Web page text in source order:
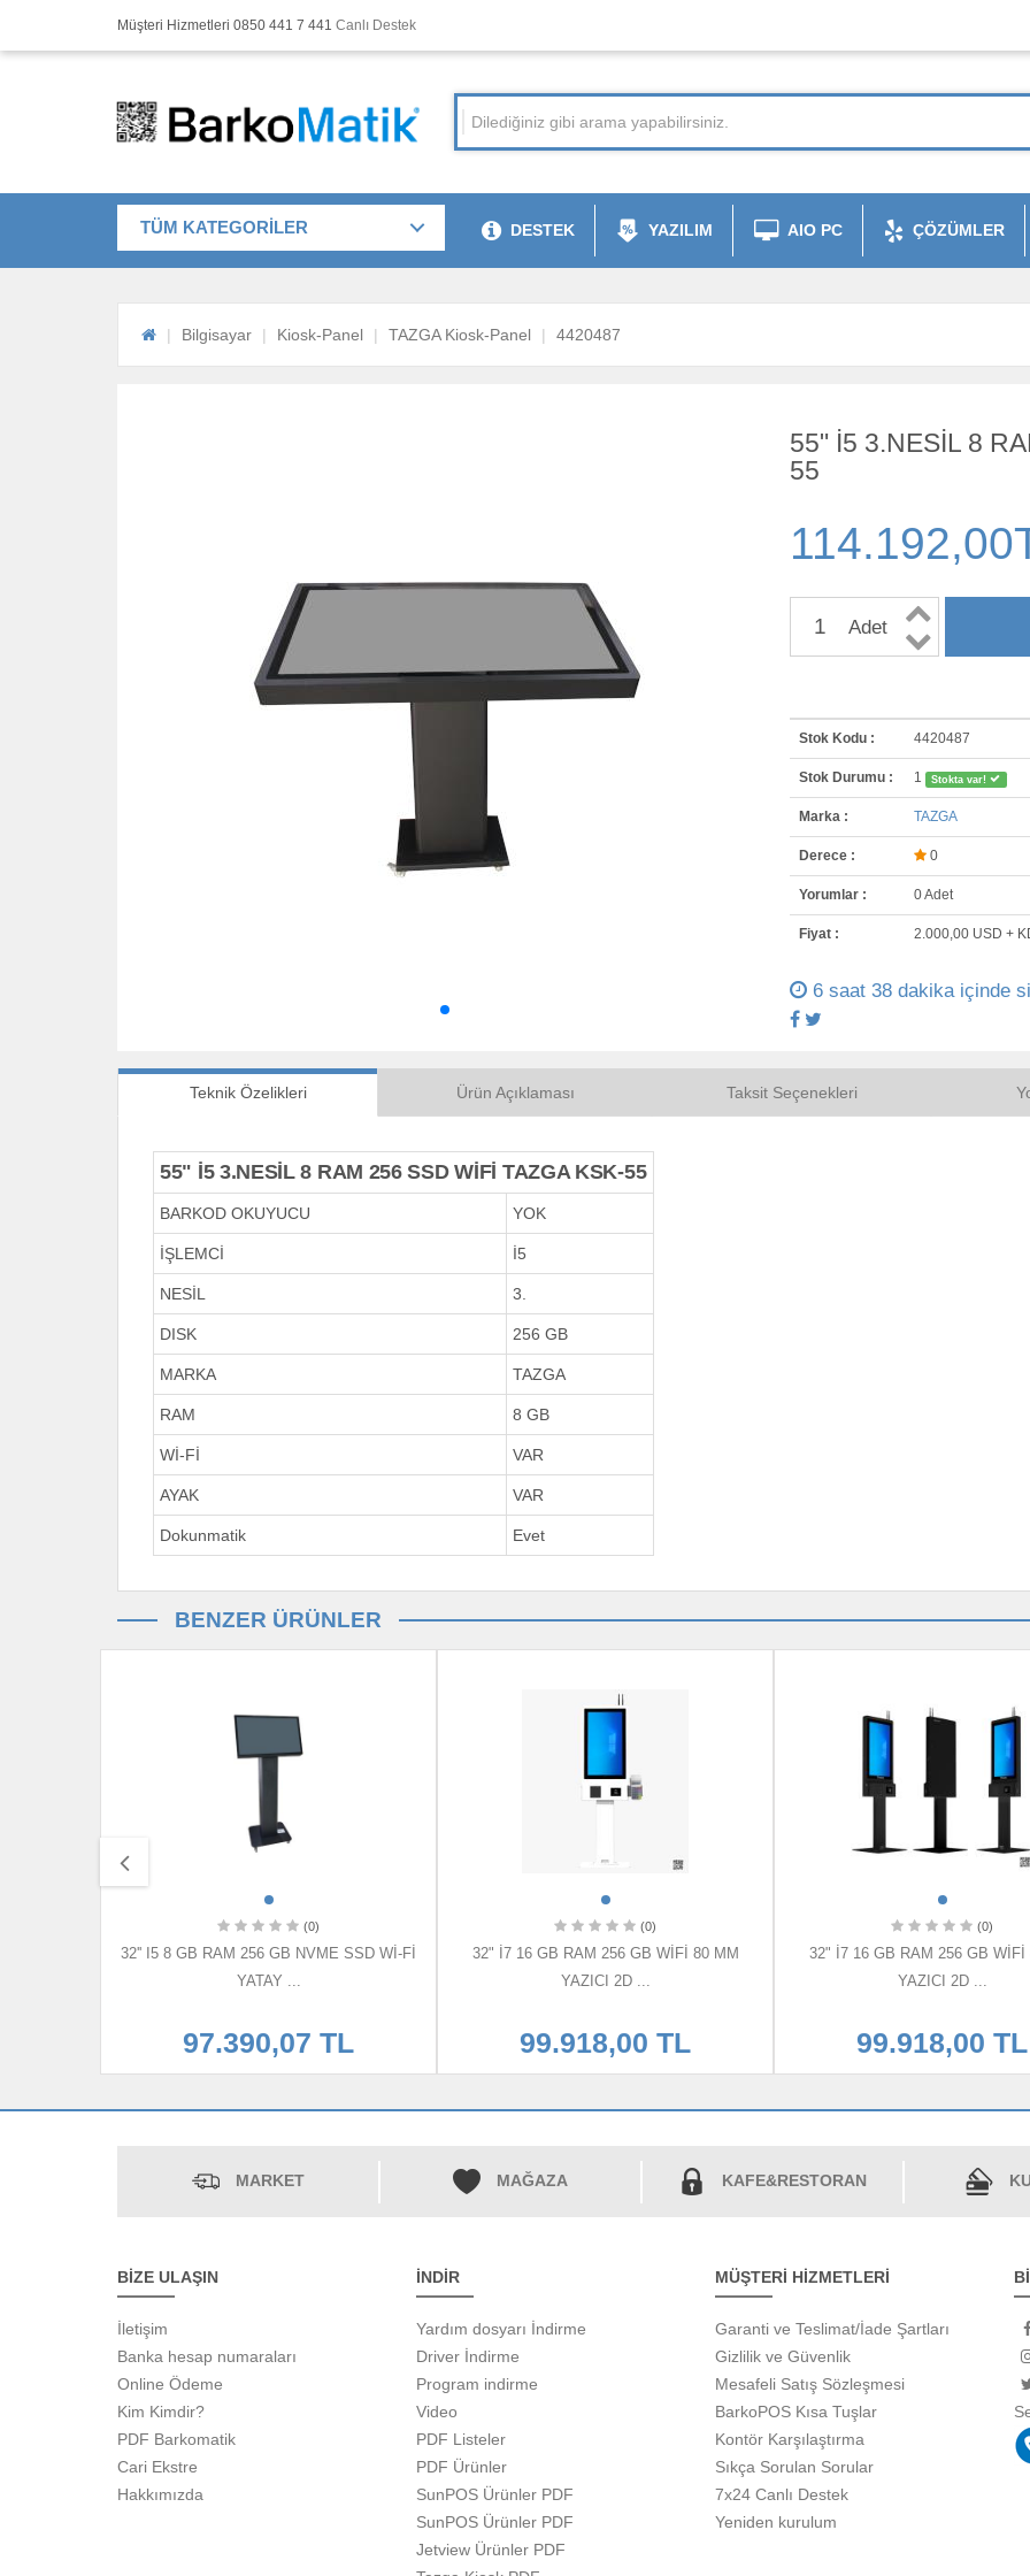
Müşteri Hizmetleri 0850 441 7 441 Canlı Destek
TÜM KATEGORİLER DESTEK YAZILIM AIO PC ÇÖZÜMLER
Bilgisayar Kiosk-Panel TAZGA Kiosk-Panel 4420487
55" İ5 3.NESİL 8
55
Adet
Stok Kodu : 4420487
Stok Durumu : 1 Stokta var!
Marka : TAZGA
Derece : 0
Yorumlar : 0 Adet
Fiyat : 2.000,00 USD +
6 saat 38 dakika içinde
Teknik Özelikleri Ürün Açıklaması Taksit Seçenekleri
55" İ5 3.NESİL 8 RAM 256 SSD WİFİ TAZGA KSK-55
BARKOD OKUYUCU YOK
İŞLEMCİ İ5
NESİL 3.
DISK 256 GB
MARKA TAZGA
RAM 8 GB
Wİ-Fİ VAR
AYAK VAR
Dokunmatik Evet
BENZER ÜRÜNLER
(0)
32'' I5 8 GB RAM 256 GB NVME SSD Wİ-Fİ
YATAY ...
97.390,07 TL
(0)
32" İ7 16 GB RAM 256 GB WİFİ 80 MM
YAZICI 2D ...
99.918,00 TL
(0)
32" İ7 16 GB RAM 256 GB WİFİ
YAZICI 2D ...
99.918,00 TL
MARKET MAĞAZA KAFE&RESTORAN
BİZE ULAŞIN
İletişim
Banka hesap numaraları
Online Ödeme
Kim Kimdir?
PDF Barkomatik
Cari Ekstre
Hakkımızda
İNDİR
Yardım dosyarı İndirme
Driver İndirme
Program indirme
Video
PDF Listeler
PDF Ürünler
SunPOS Ürünler PDF
SunPOS Ürünler PDF
Jetview Ürünler PDF
MÜŞTERİ HİZMETLERİ
Garanti ve Teslimat/İade Şartları
Gizlilik ve Güvenlik
Mesafeli Satış Sözleşmesi
BarkoPOS Kısa Tuşlar
Kontör Karşılaştırma
Sıkça Sorulan Sorular
7x24 Canlı Destek
Yeniden kurulum